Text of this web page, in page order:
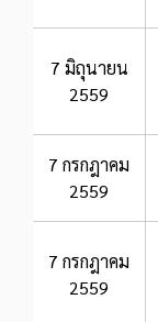
7 มิถุนายน
2559
7 กรกฎาคม
2559
7 กรกฎาคม
2559